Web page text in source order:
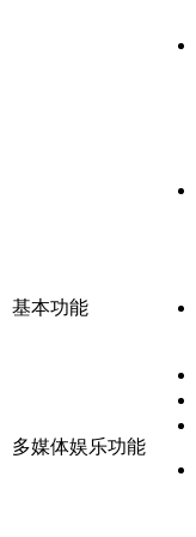
基本功能
多媒体娱乐功能